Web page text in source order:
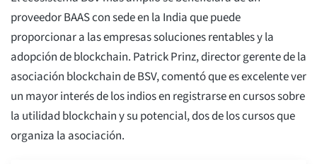
proveedor BAAS con sede en la India que puede
proporcionar a las empresas soluciones rentables y la
adopción de blockchain. Patrick Prinz, director gerente de la
asociación blockchain de BSV, comentó que es excelente ver
un mayor interés de los indios en registrarse en cursos sobre
la utilidad blockchain y su potencial, dos de los cursos que
organiza la asociación.